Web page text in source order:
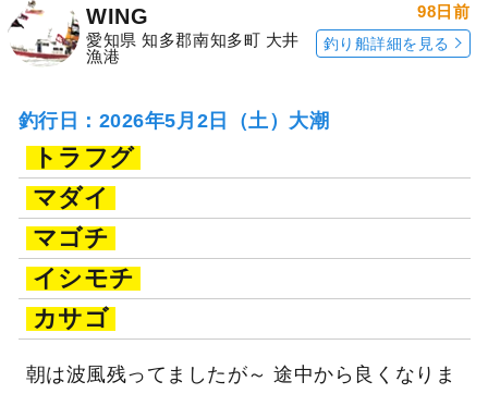
WING
愛知県 知多郡南知多町 大井
漁港
98日前
釣り船詳細を見る
釣行日：2026年5月2日（土）大潮
トラフグ
マダイ
マゴチ
イシモチ
カサゴ
朝は波風残ってましたが～ 途中から良くなりま